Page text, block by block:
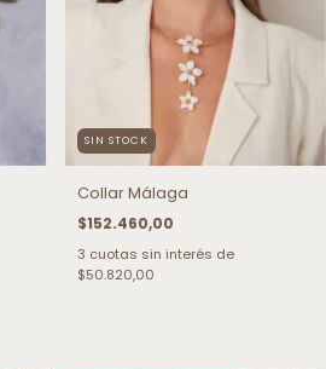
SIN STOCK
Collar Málaga
$152.460,00
3 cuotas sin interés de
$50.820,00